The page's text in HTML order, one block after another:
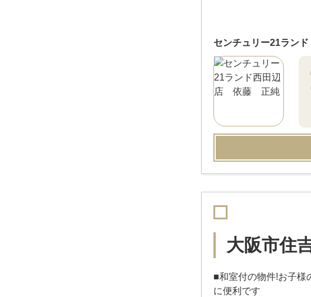
センチュリー21ランド
大阪市住
■和室付の物件!お子様
に便利です